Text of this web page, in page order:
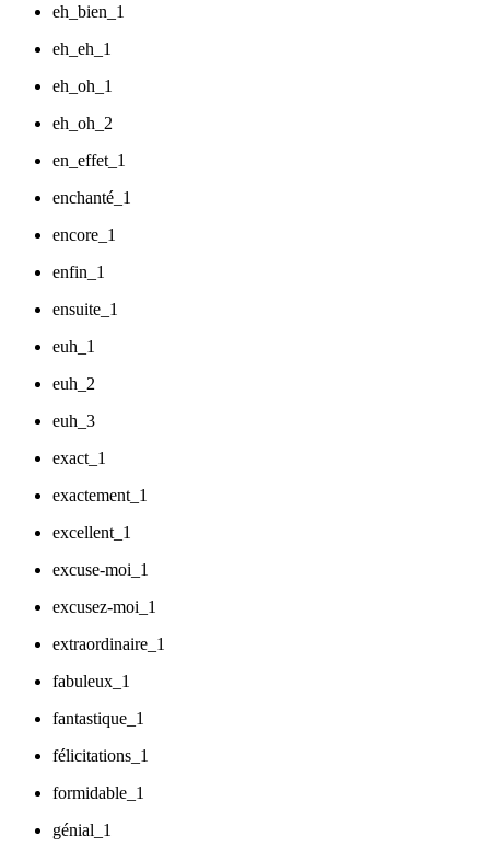
eh_bien_1
eh_eh_1
eh_oh_1
eh_oh_2
en_effet_1
enchanté_1
encore_1
enfin_1
ensuite_1
euh_1
euh_2
euh_3
exact_1
exactement_1
excellent_1
excuse-moi_1
excusez-moi_1
extraordinaire_1
fabuleux_1
fantastique_1
félicitations_1
formidable_1
génial_1